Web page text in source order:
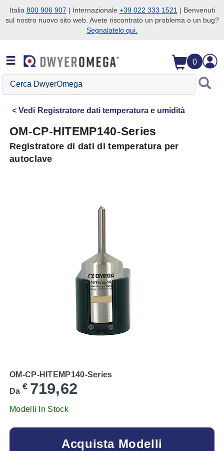
Salta alla ricerca
Salta al contenuto principale
Salta alla navigazione
Italia 800 906 907 | Internazionale +39 022 333 1521 | Benvenuti
sul nostro nuovo sito web. Avete riscontrato un problema o un bug?
Segnalatelo qui.
0
Cerca
DwyerOmega
Vedi Registratore dati temperatura e umidità
OM-CP-HITEMP140-Series
Registratore di dati di temperatura per
autoclave
OM-CP-HITEMP140-Series
Da € 719,62
Modelli In Stock
Acquista Modelli